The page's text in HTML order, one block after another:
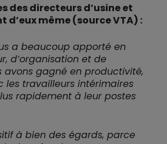
des directeurs d’usine et
d’eux même (source VTA) :
a beaucoup apporté en
d’organisation et de
avons gagné en productivité,
les travailleurs intérimaires
rapidement à leur postes
à bien des égards, parce